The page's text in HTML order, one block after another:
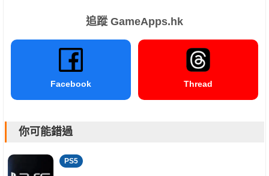
追蹤 GameApps.hk
Facebook Thread
你可能錯過
PS5